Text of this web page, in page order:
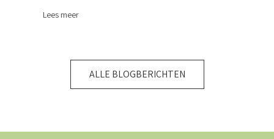
Lees meer
ALLE BLOGBERICHTEN